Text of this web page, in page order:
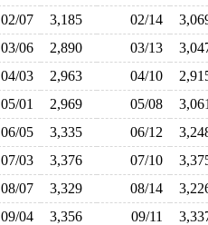
02/07 3,185 02/14
03/06 2,890 03/13
04/03 2,963 04/10
05/01 2,969 05/08
06/05 3,335 06/12
07/03 3,376 07/10
08/07 3,329 08/14
09/04 3,356 09/11